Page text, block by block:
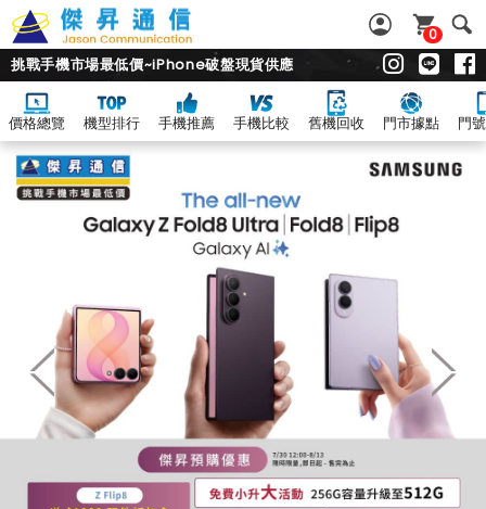
0
挑戰手機市場最低價~iPhone破盤現貨供應
價格總覽 機型排行 手機推薦 手機比較 舊機回收 門市據點 門